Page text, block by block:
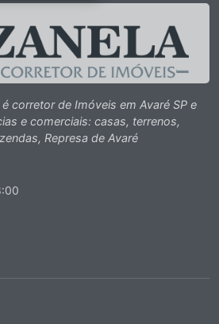
é corretor de Imóveis em Avaré SP e
e comerciais: casas, terrenos,
Represa de Avaré